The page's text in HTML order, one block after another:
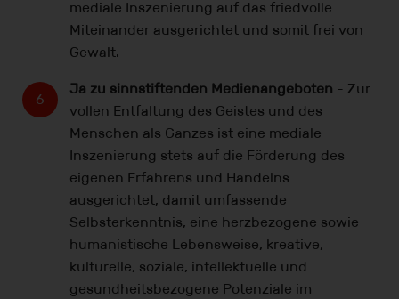
mediale Inszenierung auf das friedvolle
Miteinander ausgerichtet und somit frei von
Gewalt.
Ja zu sinnstiftenden Medienangeboten - Zur
vollen Entfaltung des Geistes und des
Menschen als Ganzes ist eine mediale
Inszenierung stets auf die Förderung des
eigenen Erfahrens und Handelns
ausgerichtet, damit umfassende
Selbsterkenntnis, eine herzbezogene sowie
humanistische Lebensweise, kreative,
kulturelle, soziale, intellektuelle und
gesundheitsbezogene Potenziale im